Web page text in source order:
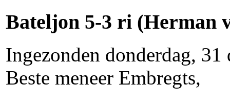
Bateljon 5-3 ri (Herman
Ingezonden donderdag,
Beste meneer Embregts,